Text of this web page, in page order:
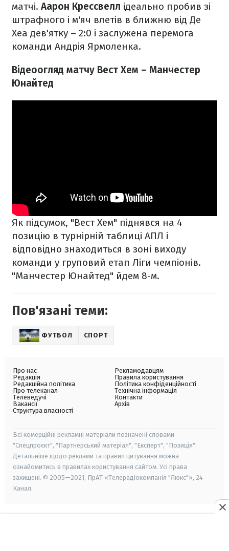
матчі. Аарон Крессвелл ідеально пробив зі
штрафного і м'яч влетів в ближню від Де
Хеа дев'ятку – 2:0 і заслужена перемога
команди Андрія Ярмоленка.
Відеоогляд матчу Вест Хем – Манчестер
Юнайтед
Як підсумок, "Вест Хем" піднявся на 4
позицію в турнірній таблиці АПЛ і
відповідно знаходиться в зоні виходу
команди у груповий етап Ліги чемпіонів.
"Манчестер Юнайтед" йдем 8-м.
Пов'язані теми:
ФУТБОЛ СПОРТ
Про нас
Редакція
Редакційна політика
Про телеканал
Телеведучі
Вакансії
Структура власності
Рекламодавцям
Правила користування
Політика конфіденційності
Технічна інформація
Контакти
Архів
Всі комерційні рекламні матеріали позначені словами
"Спецпроєкт", "Партнерський матеріал", "Експерт", "Позиція".
Детальніше щодо реклами та правил цитування можна
ознайомитись в правилах користування сайтом. Усі права
захищені. © 2005—2021, ПрАТ «Телерадіокомпанія "Люкс"», 24
Канал.